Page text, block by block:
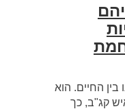
בין החיים. הוא
קג"ב, כך